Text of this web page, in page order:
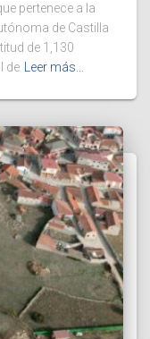
pertenece a la
de Castilla
de 1,130
de Leer más…